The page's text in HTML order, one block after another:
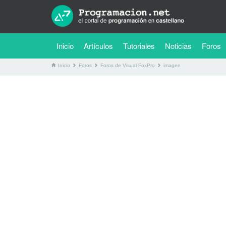
Inicio Artículos Tutoriales (current)
Noticias Foros
Inicio Foros Foros de Visual FoxPro imagen